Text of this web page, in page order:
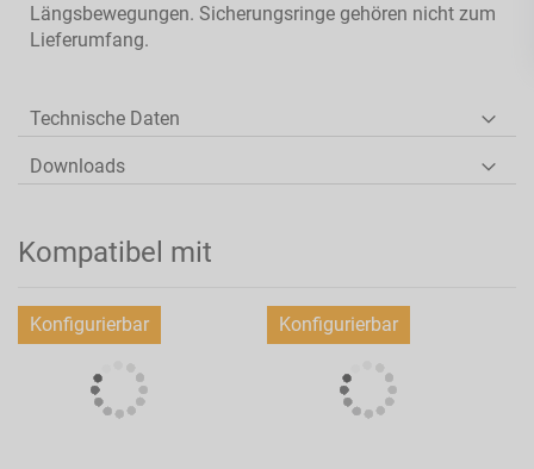
Längsbewegungen. Sicherungsringe gehören nicht zum
Lieferumfang.
Technische Daten
Downloads
Kompatibel mit
Konfigurierbar Konfigurierbar